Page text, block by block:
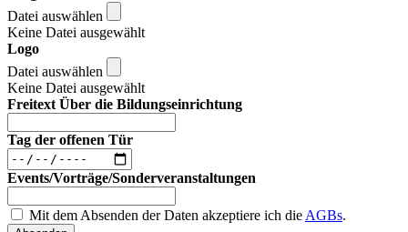
Datei auswählen
Keine Datei ausgewählt
Logo
Datei auswählen
Keine Datei ausgewählt
Freitext Über die Bildungseinrichtung
Tag der offenen Tür
Events/Vorträge/Sonderveranstaltungen
Mit dem Absenden der Daten akzeptiere ich die AGBs.